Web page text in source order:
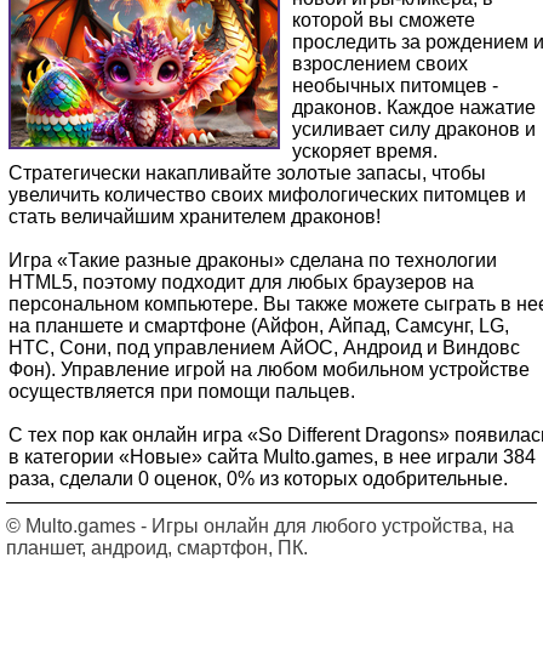
которой вы сможете
проследить за рождением и
взрослением своих
необычных питомцев -
драконов. Каждое нажатие
усиливает силу драконов и
ускоряет время.
Стратегически накапливайте золотые запасы, чтобы
увеличить количество своих мифологических питомцев и
стать величайшим хранителем драконов!
Игра «Такие разные драконы» сделана по технологии
HTML5, поэтому подходит для любых браузеров на
персональном компьютере. Вы также можете сыграть в
на планшете и смартфоне (Айфон, Айпад, Самсунг, LG,
HTC, Сони, под управлением АйОС, Андроид и Виндовс
Фон). Управление игрой на любом мобильном устройстве
осуществляется при помощи пальцев.
С тех пор как онлайн игра «So Different Dragons»
в категории «Новые» сайта Multo.games, в нее играли 384
раза, сделали 0 оценок, 0% из которых одобрительные.
© Multo.games - Игры онлайн для любого устройства, на
планшет, андроид, смартфон, ПК.